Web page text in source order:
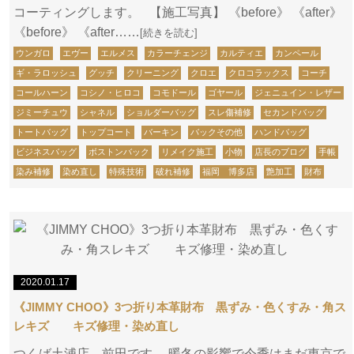
コーティングします。 【施工写真】 《before》 《after》
《before》 《after…… [続きを読む]
ウンガロ エヴー エルメス カラーチェンジ カルティエ カンペール
ギ・ラロッシュ グッチ クリーニング クロエ クロコラックス コーチ
コールハーン コシノ・ヒロコ コモドール ゴヤール ジェニュイン・レザー
ジミーチュウ シャネル ショルダーバッグ スレ傷補修 セカンドバッグ
トートバッグ トップコート バーキン バックその他 ハンドバッグ
ビジネスバッグ ボストンバック リメイク施工 小物 店長のブログ 手帳
染み補修 染め直し 特殊技術 破れ補修 福岡 博多店 艶加工 財布
2020.01.17
《JIMMY CHOO》3つ折り本革財布 黒ずみ・色くすみ・角ス
レキズ キズ修理・染め直し